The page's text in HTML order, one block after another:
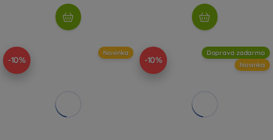
-10%
Novinka
-10%
Doprava zadarmo
Novinka